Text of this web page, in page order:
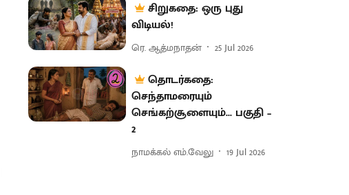
சிறுகதை: ஒரு புது
விடியல்!
ரெ. ஆத்மநாதன் 25 Jul 2026
தொடர்கதை:
செந்தாமரையும்
செங்கற்சூளையும்... பகுதி –
2
நாமக்கல் எம்.வேலு 19 Jul 2026